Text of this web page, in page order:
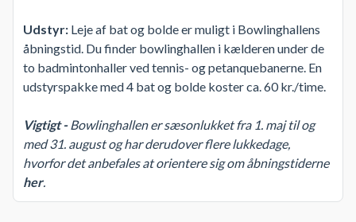
Udstyr: Leje af bat og bolde er muligt i Bowlinghallens
åbningstid. Du finder bowlinghallen i kælderen under de
to badmintonhaller ved tennis- og petanquebanerne. En
udstyrspakke med 4 bat og bolde koster ca. 60 kr./time.
Vigtigt -Bowlinghallen er sæsonlukket fra 1. maj til og
med 31. august og har derudover flere lukkedage,
hvorfor det anbefales at orientere sig om åbningstiderne
her.